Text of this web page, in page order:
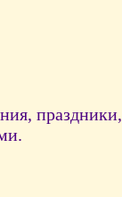
праздники,